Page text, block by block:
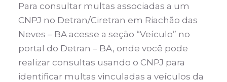
Para consultar multas associadas a um
CNPJ no Detran/Ciretran em Riachão das
Neves – BA acesse a seção “Veículo” no
portal do Detran – BA, onde você pode
realizar consultas usando o CNPJ para
identificar multas vinculadas a veículos da